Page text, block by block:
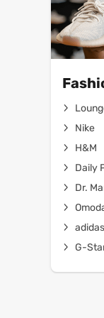
Nike
H&M
Daily
Dr.
adidas
G-